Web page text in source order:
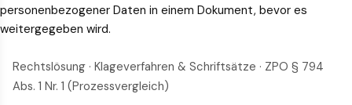
personenbezogener Daten in einem Dokument, bevor es
weitergegeben wird.
Rechtslösung · Klageverfahren & Schriftsätze · ZPO § 794
Abs. 1 Nr. 1 (Prozessvergleich)